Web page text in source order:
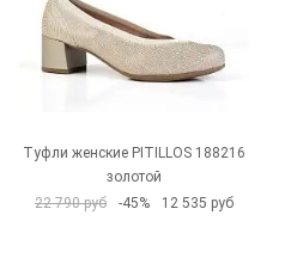
Туфли женские PITILLOS 188216
золотой
22 790 руб
-45% 12 535 руб